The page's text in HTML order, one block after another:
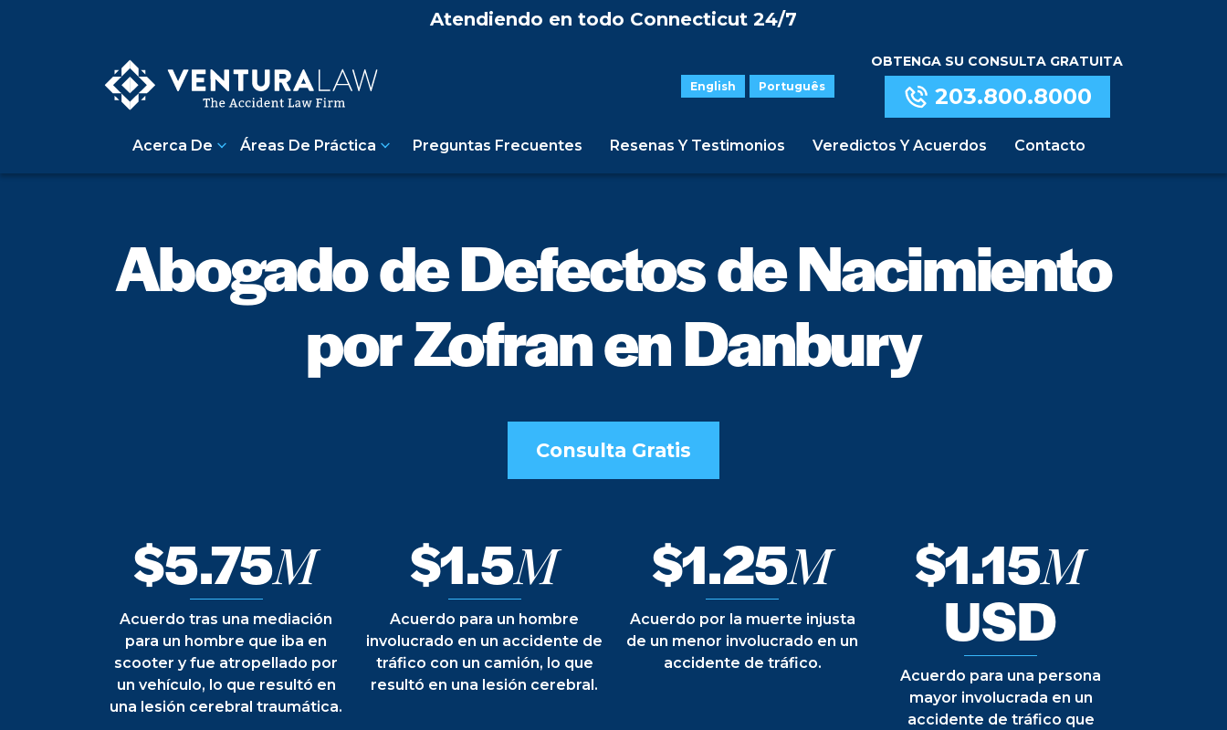
Atendiendo en todo Connecticut 24/7
English Português
OBTENGA SU CONSULTA GRATUITA
203.800.8000
Acerca De Áreas De Práctica Preguntas Frecuentes Resenas Y Testimonios Veredictos Y Acuerdos Contacto
Abogado de Defectos de Nacimiento
por Zofran en Danbury
Consulta Gratis
$5.75M
Acuerdo tras una mediación
para un hombre que iba en
scooter y fue atropellado por
un vehículo, lo que resultó en
una lesión cerebral traumática.
$1.5M
Acuerdo para un hombre
involucrado en un accidente de
tráfico con un camión, lo que
resultó en una lesión cerebral.
$1.25M
Acuerdo por la muerte injusta
de un menor involucrado en un
accidente de tráfico.
$1.15M
USD
Acuerdo para una persona
mayor involucrada en un
accidente de tráfico que